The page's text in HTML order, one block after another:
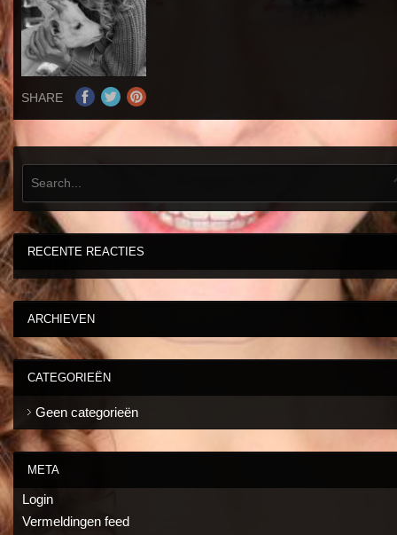
SHARE
RECENTE REACTIES
ARCHIEVEN
CATEGORIEËN
Geen categorieën
META
Login
Vermeldingen feed